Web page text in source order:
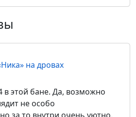
на дровах
в этой бане. Да, возможно
не особо